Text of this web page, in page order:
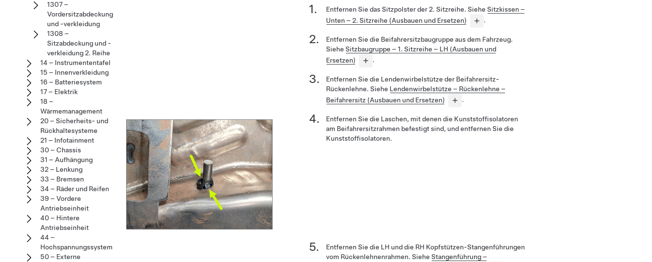
Entfernen Sie das Sitzpolster der 2. Sitzreihe. Siehe Sitzkissen –
Unten – 2. Sitzreihe (Ausbauen und Ersetzen)
.
Entfernen Sie die Beifahrersitzbaugruppe aus dem Fahrzeug.
Siehe Sitzbaugruppe – 1. Sitzreihe – LH (Ausbauen und
Ersetzen)
.
Entfernen Sie die Lendenwirbelstütze der Beifahrersitz-
Rückenlehne. Siehe Lendenwirbelstütze – Rückenlehne –
Beifahrersitz (Ausbauen und Ersetzen)
.
Entfernen Sie die Laschen, mit denen die Kunststoffisolatoren
am Beifahrersitzrahmen befestigt sind, und entfernen Sie die
Kunststoffisolatoren.
Entfernen Sie die LH und die RH Kopfstützen-Stangenführungen
vom Rückenlehnenrahmen. Siehe Stangenführung –
1307 –
Vordersitzabdeckung
und -verkleidung
1308 –
Sitzabdeckung und -
verkleidung 2. Reihe
14 – Instrumententafel
15 – Innenverkleidung
16 – Batteriesystem
17 – Elektrik
18 –
Wärmemanagement
20 – Sicherheits- und
Rückhaltesysteme
21 – Infotainment
30 – Chassis
31 – Aufhängung
32 – Lenkung
33 – Bremsen
34 – Räder und Reifen
39 – Vordere
Antriebseinheit
40 – Hintere
Antriebseinheit
44 –
Hochspannungssystem
50 – Externe